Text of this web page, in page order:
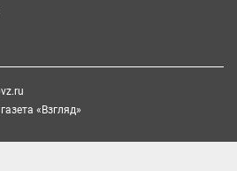
«Взгляд»